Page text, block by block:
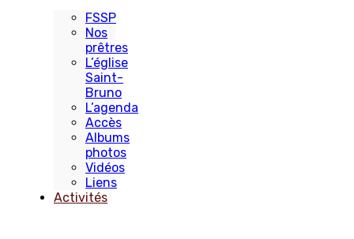
FSSP
Nos
prêtres
L’église
Saint-
Bruno
L’agenda
Accès
Albums
photos
Vidéos
Liens
Activités